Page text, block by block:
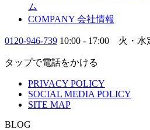
ム
COMPANY 会社情報
0120-946-739 10:00 - 17:00 火・水
タップで電話をかける
PRIVACY POLICY
SOCIAL MEDIA POLICY
SITE MAP
BLOG